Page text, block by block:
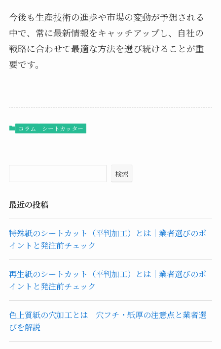
今後も生産技術の進歩や市場の変動が予想される
中で、常に最新情報をキャッチアップし、自社の
戦略に合わせて最適な方法を選び続けることが重
要です。
コラム シートカッター
検索
最近の投稿
特殊紙のシートカット（平判加工）とは｜業者選びのポ
イントと発注前チェック
再生紙のシートカット（平判加工）とは｜業者選びのポ
イントと発注前チェック
色上質紙の穴加工とは｜穴フチ・紙厚の注意点と業者選
びを解説